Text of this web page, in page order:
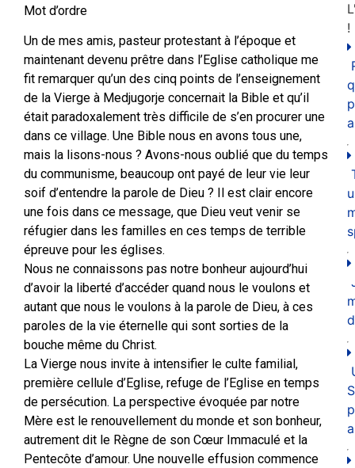
Mot d’ordre
Un de mes amis, pasteur protestant à l’époque et
maintenant devenu prêtre dans l’Eglise catholique me
fit remarquer qu’un des cinq points de l’enseignement
de la Vierge à Medjugorje concernait la Bible et qu’il
était paradoxalement très difficile de s’en procurer une
dans ce village. Une Bible nous en avons tous une,
mais la lisons-nous ? Avons-nous oublié que du temps
du communisme, beaucoup ont payé de leur vie leur
soif d’entendre la parole de Dieu ? Il est clair encore
une fois dans ce message, que Dieu veut venir se
réfugier dans les familles en ces temps de terrible
épreuve pour les églises.
Nous ne connaissons pas notre bonheur aujourd’hui
d’avoir la liberté d’accéder quand nous le voulons et
autant que nous le voulons à la parole de Dieu, à ces
paroles de la vie éternelle qui sont sorties de la
bouche même du Christ.
La Vierge nous invite à intensifier le culte familial,
première cellule d’Eglise, refuge de l’Eglise en temps
de persécution. La perspective évoquée par notre
Mère est le renouvellement du monde et son bonheur,
autrement dit le Règne de son Cœur Immaculé et la
Pentecôte d’amour. Une nouvelle effusion commence
!